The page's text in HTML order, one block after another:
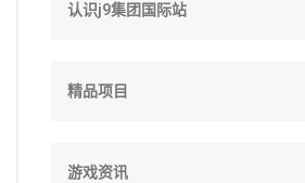
认识j9集团国际站
精品项目
游戏资讯